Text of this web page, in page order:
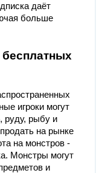
даёт
больше
бесплатных
игроки могут
руду, рыбу и
на рынке
на монстров -
Монстры могут
и